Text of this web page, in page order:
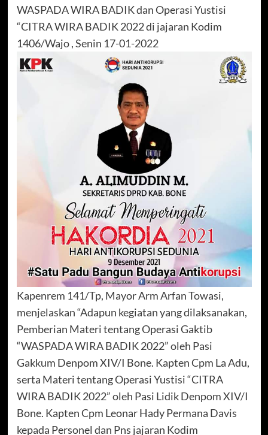
WASPADA WIRA BADIK dan Operasi Yustisi
“CITRA WIRA BADIK 2022 di jajaran Kodim
1406/Wajo , Senin 17-01-2022
Kapenrem 141/Tp, Mayor Arm Arfan Towasi,
menjelaskan “Adapun kegiatan yang dilaksanakan,
Pemberian Materi tentang Operasi Gaktib
“WASPADA WIRA BADIK 2022” oleh Pasi
Gakkum Denpom XIV/I Bone. Kapten Cpm La Adu,
serta Materi tentang Operasi Yustisi “CITRA
WIRA BADIK 2022” oleh Pasi Lidik Denpom XIV/I
Bone. Kapten Cpm Leonar Hady Permana Davis
kepada Personel dan Pns jajaran Kodim